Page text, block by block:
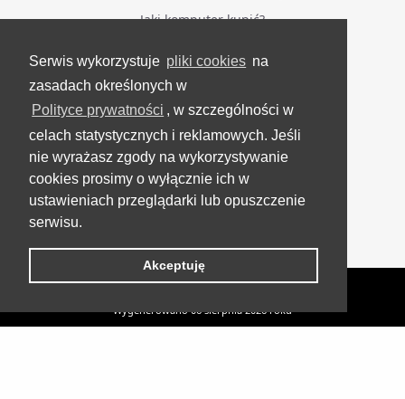
Serwis wykorzystuje pliki cookies na
zasadach określonych w
Polityce prywatności , w szczególności w
celach statystycznych i reklamowych. Jeśli
nie wyrażasz zgody na wykorzystywanie
cookies prosimy o wyłącznie ich w
ustawieniach przeglądarki lub opuszczenie
serwisu.
Akceptuję
Jaki komputer kupić?
BĄDŹ NA BIEŻĄCO
Facebook
Grupa Testerzy Videotestów
YouTube
Twitter
VideoTesty.pl Wszelkie prawa zastrzeżone
Wygenerowano 06 sierpnia 2026 roku